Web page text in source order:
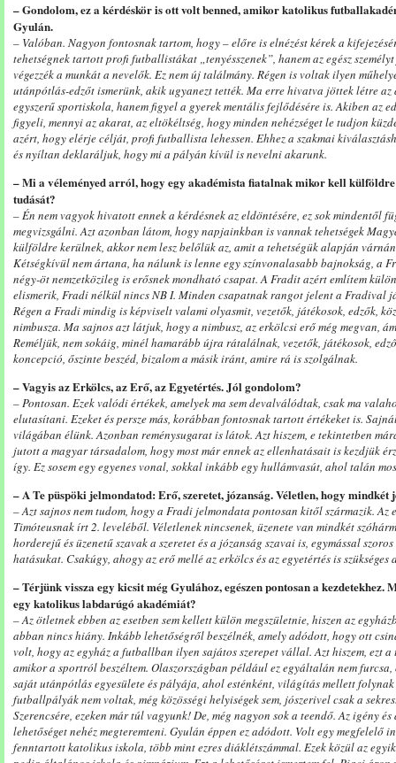
– Gondolom, ez a kérdéskör is ott volt benned, amikor katolikus
Gyulán.
– Valóban. Nagyon fontosnak tartom, hogy – előre is elnézést kérek a
tehetségnek tartott profi futballistákat „tenyésszenek”, hanem az egész
végezzék a munkát a nevelők. Ez nem új találmány. Régen is voltak ilyen
utánpótlás-edzőt ismerünk, akik ugyanezt tették. Ma erre hivatva jöttek létre az
egyszerű sportiskola, hanem figyel a gyerek mentális fejlődésére is. Akiben az
figyeli, mennyi az akarat, az eltökéltség, hogy minden nehézséget le tudjon
azért, hogy elérje célját, profi futballista lehessen. Ehhez a szakmai
és nyíltan deklaráljuk, hogy mi a pályán kívül is nevelni akarunk.
– Mi a véleményed arról, hogy egy akadémista fiatalnak mikor kell
tudását?
– Én nem vagyok hivatott ennek a kérdésnek az eldöntésére, ez sok mindentől
megvizsgálni. Azt azonban látom, hogy napjainkban is vannak tehetségek
külföldre kerülnek, akkor nem lesz belőlük az, amit a tehetségük alapján
Kétségkívül nem ártana, ha nálunk is lenne egy színvonalasabb bajnokság, a
négy-öt nemzetközileg is erősnek mondható csapat. A Fradit azért említem
elismerik, Fradi nélkül nincs NB I. Minden csapatnak rangot jelent a Fradival
Régen a Fradi mindig is képviselt valami olyasmit, vezetők, játékosok, edzők,
nimbusza. Ma sajnos azt látjuk, hogy a nimbusz, az erkölcsi erő még megvan,
Reméljük, nem sokáig, minél hamarább újra rátalálnak, vezetők, játékosok,
koncepció, őszinte beszéd, bizalom a másik iránt, amire rá is szolgálnak.
– Vagyis az Erkölcs, az Erő, az Egyetértés. Jól gondolom?
– Pontosan. Ezek valódi értékek, amelyek ma sem devalválódtak, csak ma
elutasítani. Ezeket és persze más, korábban fontosnak tartott értékeket is.
világában élünk. Azonban reménysugarat is látok. Azt hiszem, e tekintetben
jutott a magyar társadalom, hogy most már ennek az ellenhatásait is kezdjük
így. Ez sosem egy egyenes vonal, sokkal inkább egy hullámvasút, ahol talán
– A Te püspöki jelmondatod: Erő, szeretet, józanság. Véletlen, hogy
– Azt sajnos nem tudom, hogy a Fradi jelmondata pontosan kitől származik. Az
Timóteusnak írt 2. leveléből. Véletlenek nincsenek, üzenete van mindkét
horderejű és üzenetű szavak a szeretet és a józanság szavai is, egymással
hatásukat. Csakúgy, ahogy az erő mellé az erkölcs és az egyetértés is szükséges
– Térjünk vissza egy kicsit még Gyulához, egészen pontosan a
egy katolikus labdarúgó akadémiát?
– Az ötletnek ebben az esetben sem kellett külön megszületnie, hiszen az
abban nincs hiány. Inkább lehetőségről beszélnék, amely adódott, hogy ott
volt, hogy az egyház a futballban ilyen sajátos szerepet vállal. Azt hiszem, ezt
amikor a sportról beszéltem. Olaszországban például ez egyáltalán nem
saját utánpótlás egyesülete és pályája, ahol esténként, világítás mellett folynak
futballpályák nem voltak, még közösségi helyiségek sem, jószerivel csak a
Szerencsére, ezeken már túl vagyunk! De, még nagyon sok a teendő. Az igény
lehetőséget nehéz megteremteni. Gyulán éppen ez adódott. Volt egy megfelelő
fenntartott katolikus iskola, több mint ezres diáklétszámmal. Ezek közül az